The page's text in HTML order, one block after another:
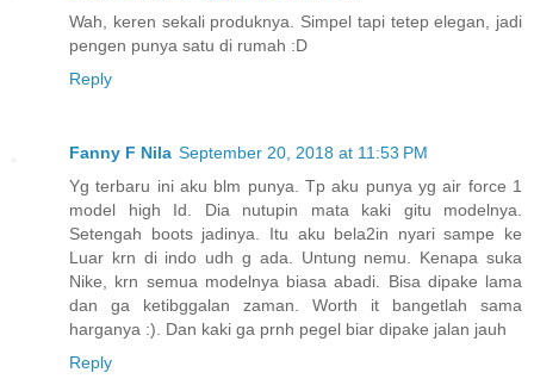
Wah, keren sekali produknya. Simpel tapi tetep elegan, jadi
pengen punya satu di rumah :D
Reply
Fanny F Nila September 20, 2018 at 11:53 PM
Yg terbaru ini aku blm punya. Tp aku punya yg air force 1
model high Id. Dia nutupin mata kaki gitu modelnya.
Setengah boots jadinya. Itu aku bela2in nyari sampe ke
Luar krn di indo udh g ada. Untung nemu. Kenapa suka
Nike, krn semua modelnya biasa abadi. Bisa dipake lama
dan ga ketibggalan zaman. Worth it bangetlah sama
harganya :). Dan kaki ga prnh pegel biar dipake jalan jauh
Reply